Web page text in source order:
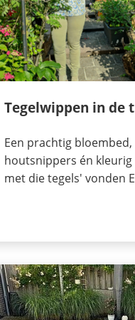
Tegelwippen in de
Een prachtig
houtsnippers én
met die tegels' vonden